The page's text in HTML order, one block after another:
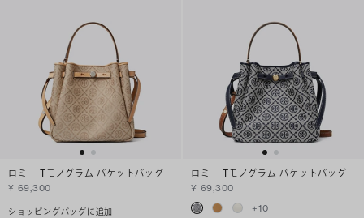
ロミー Tモノグラム バケットバッグ
¥ 69,300
ショッピングバッグに追加
ロミー Tモノグラム バケットバッグ
¥ 69,300
+10